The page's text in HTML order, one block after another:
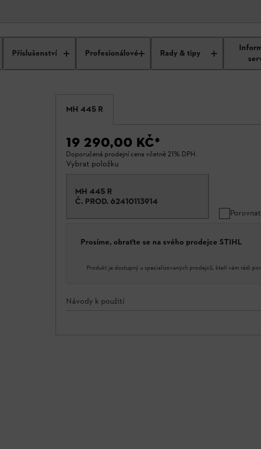
Příslušenství Profesionálové Rady & tipy
MH 445 R
19 290,00 KČ*
Doporučená prodejní cena včetně 21% DPH.
Vybrat položku
MH 445 R
Č. PROD. 62410113914
Porovnat
Prosíme, obraťte se na svého prodejce STIHL
Produkt je dostupný u specializovaných prodejců, kteří vám rádi
Návody k použití